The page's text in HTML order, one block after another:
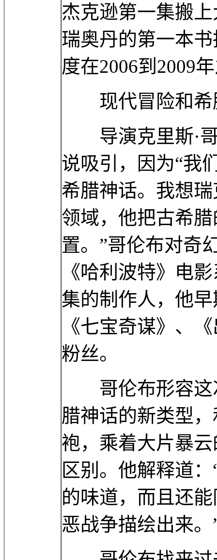
杰克逊第一集搬
瑞奥丹的第一本
度在2006到2009
现代冒险和希
导演克里斯·哥
说吸引，因为“我
希腊神话。我想
领域，他把古希
置。”哥伦布对奇
《哈利波特》电
集的制作人，他
《七宝奇谋》、
粉丝。
哥伦布形容这
腊神话的新类型
袍，乘着大片暴
区别。他解释道
的味道，而且还
恶战争描绘出来。